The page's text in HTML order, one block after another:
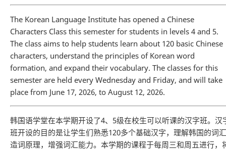
The Korean Language Institute has opened a Chinese
Characters Class this semester for students in levels 4 and 5.
The class aims to help students learn about 120 basic Chinese
characters, understand the principles of Korean word
formation, and expand their vocabulary. The classes for this
semester are held every Wednesday and Friday, and will take
place from June 17, 2026, to August 12, 2026.
韩国语学堂在本学期开设了4、5级在校生可以听课的汉字班。汉
班开设的目的是让学生们熟悉120多个基础汉字，理解韩国的词汇
造词原理，增强词汇能力。本学期的课程于每周三和周五进行，